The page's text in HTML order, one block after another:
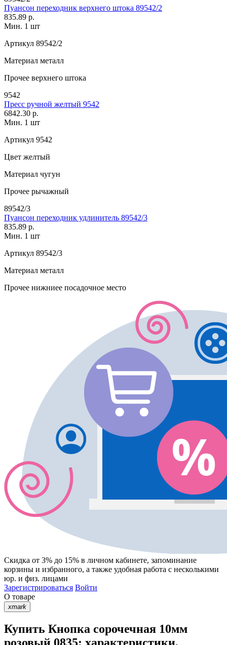
Пуансон переходник верхнего штока 89542/2
835.89 р.
Мин. 1 шт
Артикул 89542/2
Материал металл
Прочее верхнего штока
9542
Пресс ручной желтый 9542
6842.30 р.
Мин. 1 шт
Артикул 9542
Цвет желтый
Материал чугун
Прочее рычажный
89542/3
Пуансон переходник удлинитель 89542/3
835.89 р.
Мин. 1 шт
Артикул 89542/3
Материал металл
Прочее нижниее посадочное место
Скидка от 3% до 15% в личном кабинете, запоминание
корзины и избранного, а также удобная работа с несколькими
юр. и физ. лицами
Зарегистрироваться Войти
О товаре
xmark
Купить Кнопка сорочечная 10мм